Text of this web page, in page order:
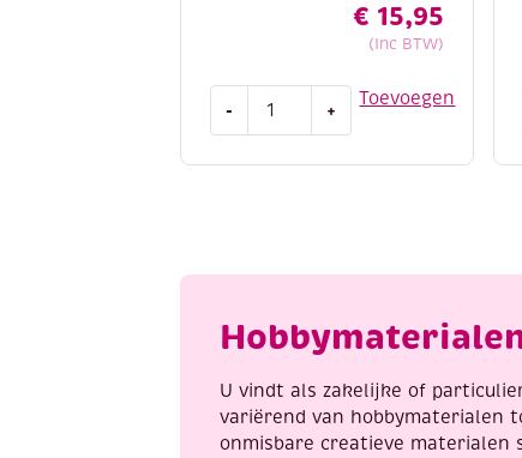
€ 15,95
(Inc BTW)
Toevoegen
-
aantal
+
U vindt als zakelijke of
variërend van hobbymaterialen
onmisbare creatieve materialen